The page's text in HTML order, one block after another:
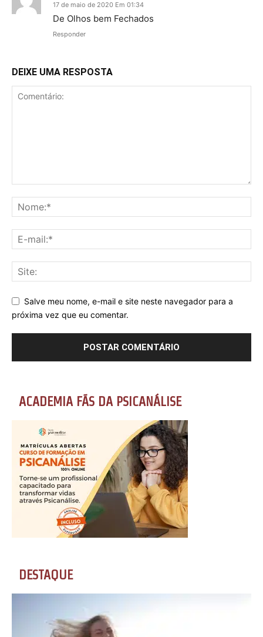
17 de maio de 2020 Em 01:34
De Olhos bem Fechados
Responder
DEIXE UMA RESPOSTA
Salve meu nome, e-mail e site neste navegador para a
próxima vez que eu comentar.
ACADEMIA FÃS DA PSICANÁLISE
DESTAQUE